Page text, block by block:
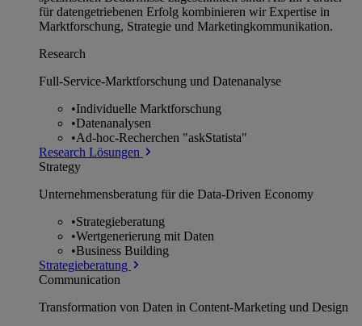
für datengetriebenen Erfolg kombinieren wir Expertise in
Marktforschung, Strategie und Marketingkommunikation.
Research
Full-Service-Marktforschung und Datenanalyse
•Individuelle Marktforschung
•Datenanalysen
•Ad-hoc-Recherchen "askStatista"
Research Lösungen
Strategy
Unternehmens­beratung für die Data-Driven Economy
•Strategieberatung
•Wertgenerierung mit Daten
•Business Building
Strategieberatung
Communication
Transformation von Daten in Content-Marketing und Design